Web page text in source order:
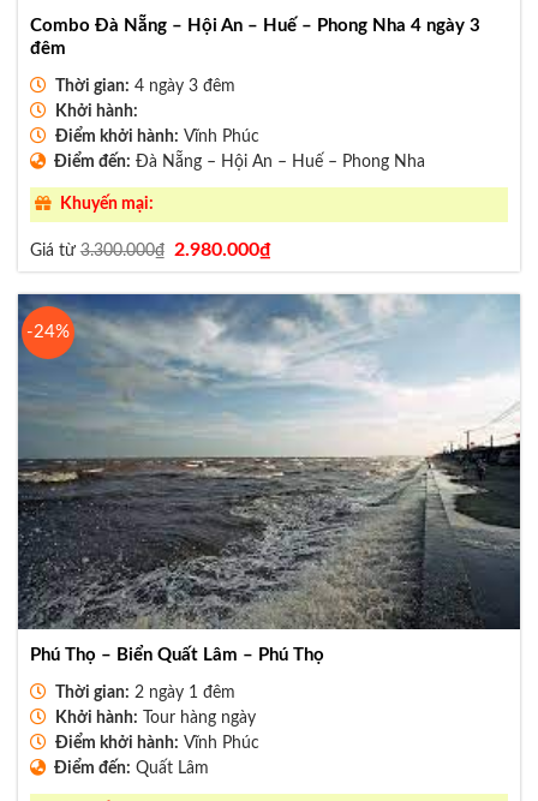
Combo Đà Nẵng – Hội An – Huế – Phong Nha 4 ngày 3
đêm
Thời gian: 4 ngày 3 đêm
Khởi hành:
Điểm khởi hành: Vĩnh Phúc
Điểm đến: Đà Nẵng – Hội An – Huế – Phong Nha
Khuyến mại:
Giá từ3.300.000₫
Giá
gốc
là:
3.300.000₫.
2.980.000₫Giá
hiện
tại
là:
2.980.000₫.
-24%
Phú Thọ – Biển Quất Lâm – Phú Thọ
Thời gian: 2 ngày 1 đêm
Khởi hành: Tour hàng ngày
Điểm khởi hành: Vĩnh Phúc
Điểm đến: Quất Lâm